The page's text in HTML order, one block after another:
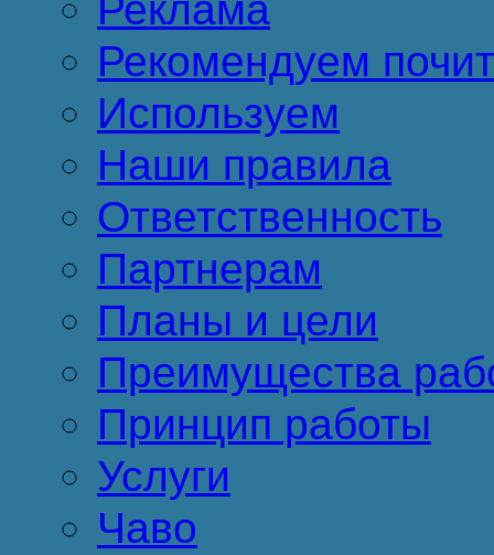
Рекомендуем
Используем
Наши правила
Ответственность
Партнерам
Планы и цели
Преимущества
Принцип работы
Услуги
Чаво